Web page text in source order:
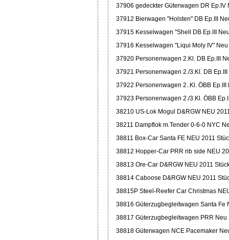
37906 gedeckter Güterwagen DR Ep.IV
37912 Bierwagen "Holsten" DB Ep.III
37915 Kesselwagen "Shell DB Ep.III
37916 Kesselwagen "Liqui Moly IV"
37920 Personenwagen 2.Kl. DB Ep.III
37921 Personenwagen 2./3.Kl. DB
37922 Personenwagen 2..Kl. ÖBB
37923 Personenwagen 2./3.Kl. ÖBB
38210 US-Lok Mogul D&RGW NEU
38211 Dampflok m.Tender 0-6-0 NYC
38811 Box-Car Santa FE NEU 2011
38812 Hopper-Car PRR rib side NEU
38813 Ore-Car D&RGW NEU 2011
38814 Caboose D&RGW NEU 2011
38815P Steel-Reefer Car Christmas
38816 Güterzugbegleitwagen Santa Fe
38817 Güterzugbegleitwagen PRR Neu
38818 Güterwagen NCE Pacemaker